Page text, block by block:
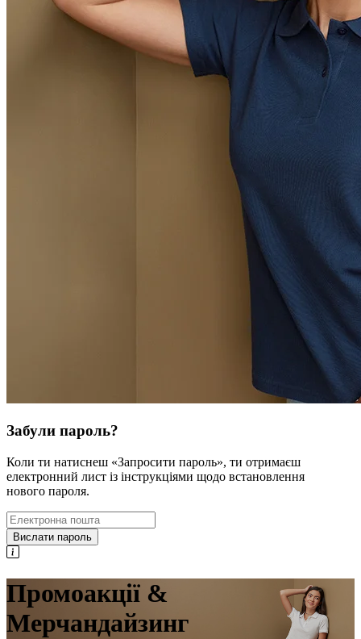
Забули пароль?
Коли ти натиснеш «Запросити пароль», ти отримаєш
електронний лист із інструкціями щодо встановлення
нового пароля.
Вислати пароль
Промоакції &
Мерчандайзинг